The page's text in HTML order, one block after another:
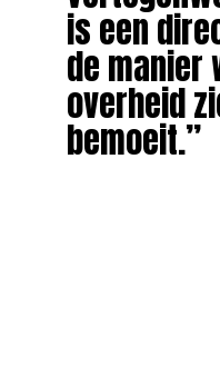
is een
de manier
overheid
bemoeit.”